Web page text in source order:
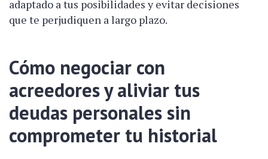
adaptado a tus posibilidades y evitar decisiones
que te perjudiquen a largo plazo.
Cómo negociar con
acreedores y aliviar tus
deudas personalessin
comprometer tu historial